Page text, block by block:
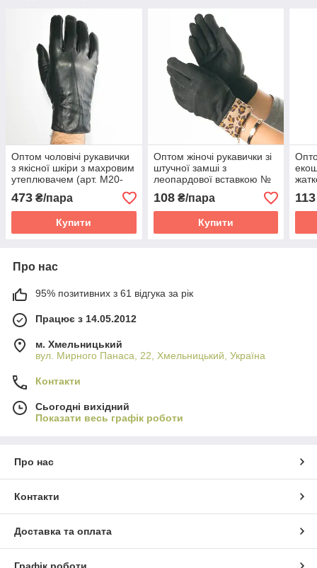
Оптом чоловічі рукавички
з якісної шкіри з махровим
утеплювачем (арт. M20-
473 ₴/пара
Купити
Оптом жіночі рукавички зі
штучної замші з
леопардової вставкою №
108₴/пара
Купити
113
Про нас
95% позитивних з 61 відгука за рік
Працює з 14.05.2012
м. Хмельницький
вул. Мирного Панаса, 22, Хмельницький, Україна
Контакти
Сьогодні вихідний
Показати весь графік роботи
Про нас
Контакти
Доставка та оплата